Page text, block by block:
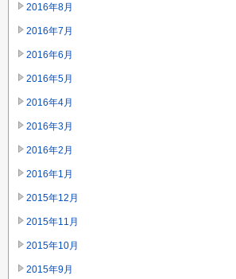
2016年8月
2016年7月
2016年6月
2016年5月
2016年4月
2016年3月
2016年2月
2016年1月
2015年12月
2015年11月
2015年10月
2015年9月